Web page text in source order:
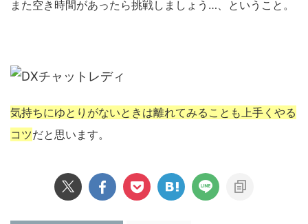
また空き時間があったら挑戦しましょう…、ということ。
気持ちにゆとりがないときは離れてみることも上手くやる
コツだと思います。